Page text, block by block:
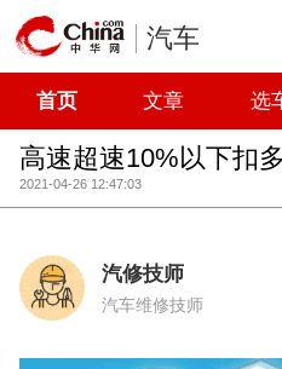
汽车
首页 文章 选
高速超速10%以下扣
2021-04-26 12:47:03
汽修技师
汽车维修技师